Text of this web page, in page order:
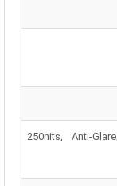
250nits, Anti-